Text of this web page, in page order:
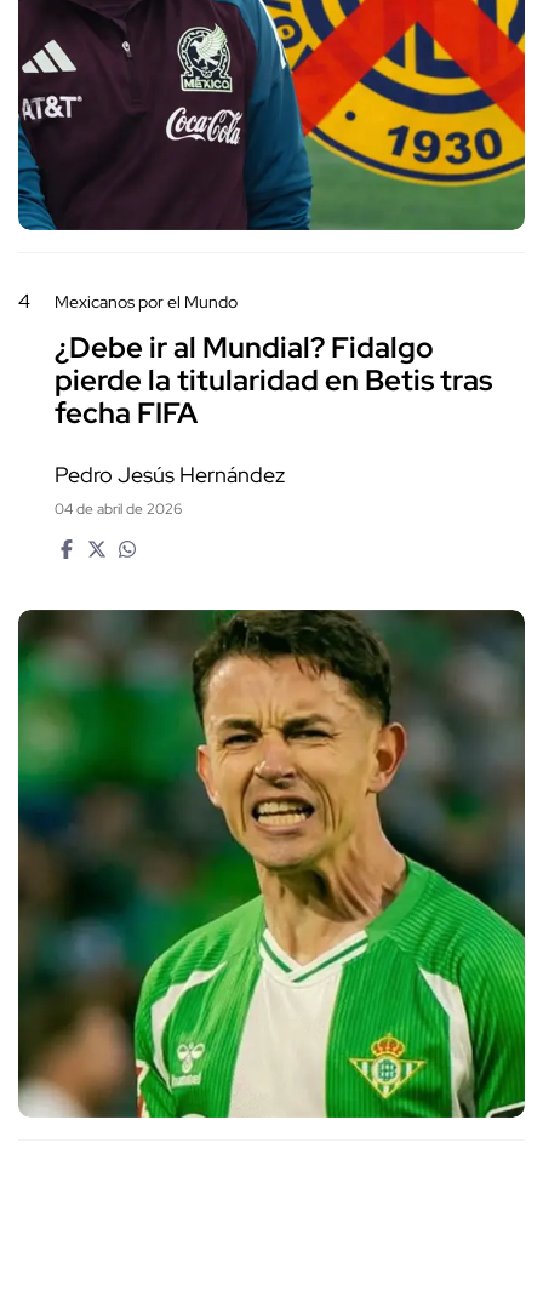
4 Mexicanos por el Mundo
¿Debe ir al Mundial? Fidalgo
pierde la titularidad en Betis tras
fecha FIFA
Pedro Jesús Hernández
04 de abril de 2026